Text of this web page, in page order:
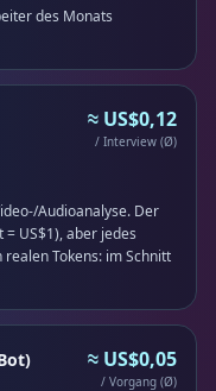
des Monats
≈ US$0,12
/ Interview (Ø)
Audioanalyse. Der
US$1), aber jedes
Tokens: im Schnitt
≈ US$0,05
/ Vorgang (Ø)